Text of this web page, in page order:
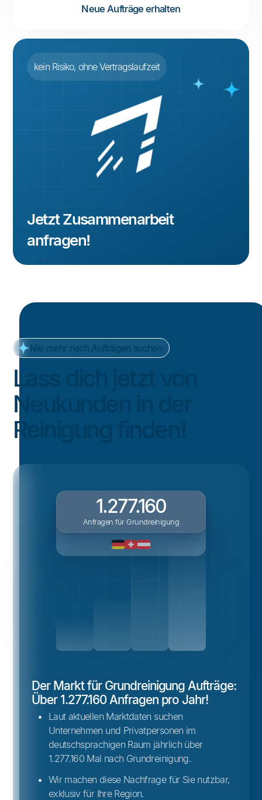
kein Risiko, ohne Vertragslaufzeit
Jetzt Zusammenarbeit
anfragen!
Neue Aufträge erhalten
Nie mehr nach Aufträgen suchen
Lass dich jetzt von
Neukunden in der
Reinigung finden!
Der Markt für Grundreinigung Aufträge:
Über 1.277.160 Anfragen pro Jahr!
Laut aktuellen Marktdaten suchen
Unternehmen und Privatpersonen im
deutschsprachigen Raum jährlich über
1.277.160 Mal nach Grundreinigung.
Wir machen diese Nachfrage für Sie nutzbar,
exklusiv für Ihre Region.
1.277.160
Anfragen für Grundreinigung